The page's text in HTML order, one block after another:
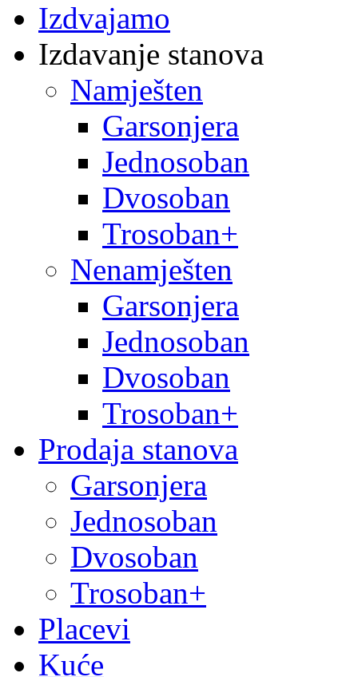
Izdvajamo
Izdavanje stanova
Namješten
Garsonjera
Jednosoban
Dvosoban
Trosoban+
Nenamješten
Garsonjera
Jednosoban
Dvosoban
Trosoban+
Prodaja stanova
Garsonjera
Jednosoban
Dvosoban
Trosoban+
Placevi
Kuće